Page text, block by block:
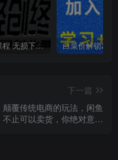
全网VIP课程 无损下载~
下一篇
颠覆传统电商的玩法，闲鱼
不止可以卖货，你绝对意想